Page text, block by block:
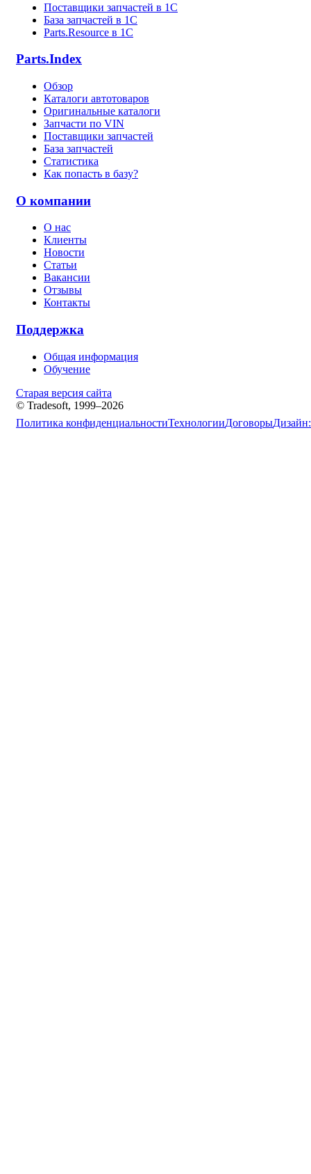
Поставщики запчастей в 1C
База запчастей в 1С
Parts.Resource в 1C
Parts.Index
Обзор
Каталоги автотоваров
Оригинальные каталоги
Запчасти по VIN
Поставщики запчастей
База запчастей
Статистика
Как попасть в базу?
О компании
О нас
Клиенты
Новости
Статьи
Вакансии
Отзывы
Контакты
Поддержка
Общая информация
Обучение
Старая версия сайта
© Tradesoft, 1999–2026
Политика конфиденциальностиТехнологииДоговорыДизайн: